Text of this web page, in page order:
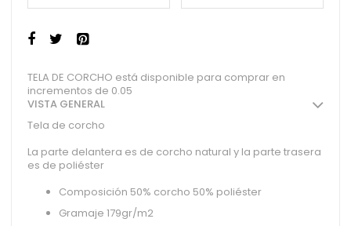
TELA DE CORCHO está disponible para comprar en
incrementos de 0.05
VISTA GENERAL
Tela de corcho
La parte delantera es de corcho natural y la parte trasera
es de poliéster
Composición 50% corcho 50% poliéster
Gramaje 179gr/m2